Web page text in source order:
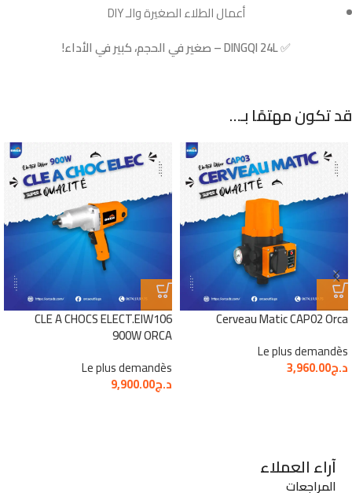
أعمال الطلاء الصغيرة والـ DIY
✅DINGQI 24L – صغير في الحجم، كبير في الأداء!
قد تكون مهتمًا بـ…
Cerveau Matic CAP02 Orca
Le plus demandès
د.ج3,960.00
CLE A CHOCS ELECT.EIW106
900W ORCA
Le plus demandès
د.ج9,900.00
آراء العملاء
المراجعات